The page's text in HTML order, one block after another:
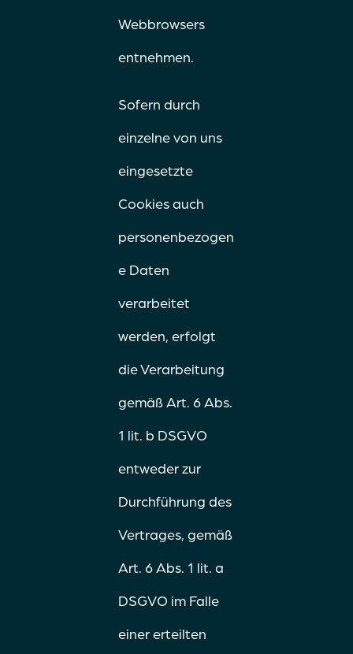
Webbrowsers
entnehmen.
Sofern durch
einzelne von uns
eingesetzte
Cookies auch
personenbezogen
e Daten
verarbeitet
werden, erfolgt
die Verarbeitung
gemäß Art. 6 Abs.
1 lit. b DSGVO
entweder zur
Durchführung des
Vertrages, gemäß
Art. 6 Abs. 1 lit. a
DSGVO im Falle
einer erteilten